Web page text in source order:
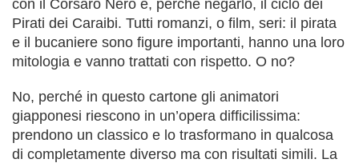
con il Corsaro Nero e, perché negarlo, il ciclo dei
Pirati dei Caraibi. Tutti romanzi, o film, seri: il pirata
e il bucaniere sono figure importanti, hanno una loro
mitologia e vanno trattati con rispetto. O no?
No, perché in questo cartone gli animatori
giapponesi riescono in un’opera difficilissima:
prendono un classico e lo trasformano in qualcosa
di completamente diverso ma con risultati simili. La